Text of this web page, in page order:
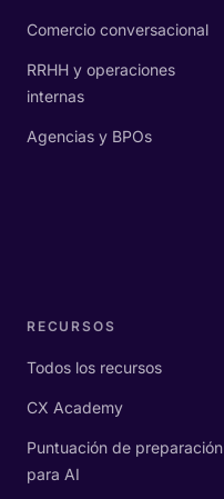
Comercio conversacional
RRHH y operaciones
internas
Agencias y BPOs
RECURSOS
Todos los recursos
CX Academy
Puntuación de preparación
para AI